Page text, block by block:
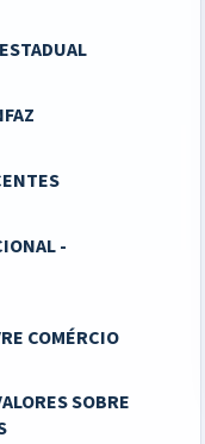
-
COMÉRCIO
SOBRE